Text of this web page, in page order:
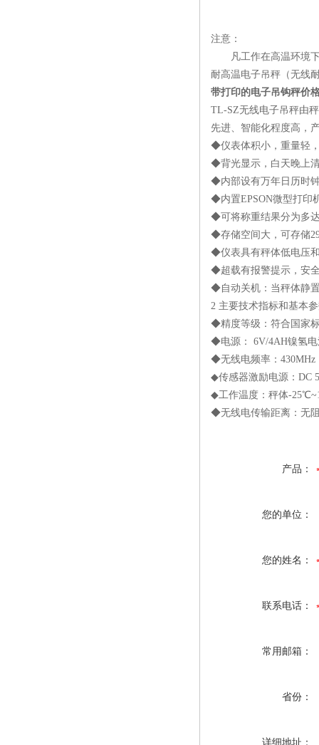
注意：
凡工作在高温环境下
耐高温电子吊秤（无线
带打印的电子吊钩秤价
TL-SZ无线电子吊秤由
先进、智能化程度高，
◆仪表体积小，重量轻
◆背光显示，白天晚上
◆内部设有万年日历时
◆内置EPSON微型打印
◆可将称重结果分为多
◆存储空间大，可存储
◆仪表具有秤体低电压
◆超载有报警提示，安
◆自动关机：当秤体静
2 主要技术指标和基本
◆精度等级：符合国家
◆电源： 6V/4AH镍氢电
◆无线电频率：430MHz
◆传感器激励电源：DC
◆工作温度：秤体-
◆无线电传输距离：无
产品：
您的单位：
您的姓名：
联系电话：
常用邮箱：
省份：
详细地址：